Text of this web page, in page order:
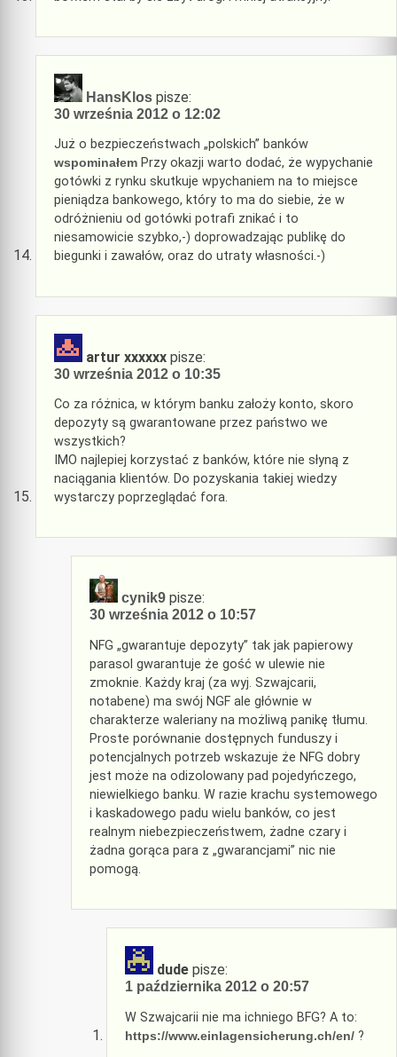
HansKlos pisze:
30 września 2012 o 12:02
Już o bezpieczeństwach „polskich” banków
wspominałem Przy okazji warto dodać, że wypychanie
gotówki z rynku skutkuje wpychaniem na to miejsce
pieniądza bankowego, który to ma do siebie, że w
odróżnieniu od gotówki potrafi znikać i to
niesamowicie szybko,-) doprowadzając publikę do
biegunki i zawałów, oraz do utraty własności.-)
artur xxxxxx pisze:
30 września 2012 o 10:35
Co za różnica, w którym banku założy konto, skoro
depozyty są gwarantowane przez państwo we
wszystkich?
IMO najlepiej korzystać z banków, które nie słyną z
naciągania klientów. Do pozyskania takiej wiedzy
wystarczy poprzeglądać fora.
cynik9 pisze:
30 września 2012 o 10:57
NFG „gwarantuje depozyty” tak jak papierowy
parasol gwarantuje że gość w ulewie nie
zmoknie. Każdy kraj (za wyj. Szwajcarii,
notabene) ma swój NGF ale głównie w
charakterze waleriany na możliwą panikę tłumu.
Proste porównanie dostępnych funduszy i
potencjalnych potrzeb wskazuje że NFG dobry
jest może na odizolowany pad pojedyńczego,
niewielkiego banku. W razie krachu systemowego
i kaskadowego padu wielu banków, co jest
realnym niebezpieczeństwem, żadne czary i
żadna gorąca para z „gwarancjami” nic nie
pomogą.
dude pisze:
1 października 2012 o 20:57
W Szwajcarii nie ma ichniego BFG? A to:
https://www.einlagensicherung.ch/en/ ?